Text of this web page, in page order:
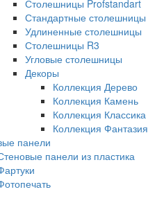
Столешницы Profstandart
Стандартные столешницы
Удлиненные столешницы
Столешницы R3
Угловые столешницы
Декоры
Коллекция Дерево
Коллекция Камень
Коллекция Классика
Коллекция Фантазия
панели
панели из пластика